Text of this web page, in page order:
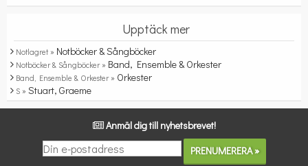
Upptäck mer
Notlagret » Notböcker & Sångböcker
Notböcker & Sångböcker » Band, Ensemble & Orkester
Band, Ensemble & Orkester » Orkester
S » Stuart, Graeme
Anmäl dig till nyhetsbrevet!